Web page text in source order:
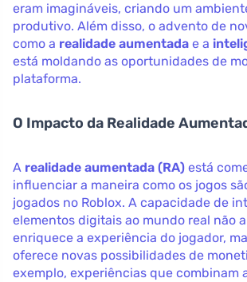
eram imagináveis, criando um
produtivo. Além disso, o advento de
como a realidade aumentada e a
está moldando as oportunidades de
plataforma.
O Impacto da Realidade
A realidade aumentada (RA) está
influenciar a maneira como os jogos
jogados no Roblox. A capacidade de
elementos digitais ao mundo real não
enriquece a experiência do jogador,
oferece novas possibilidades de
exemplo, experiências que combinam